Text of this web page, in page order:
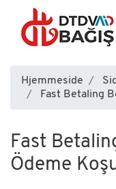
Side
Hjemmeside
Fast Betaling
Fast
Ödeme